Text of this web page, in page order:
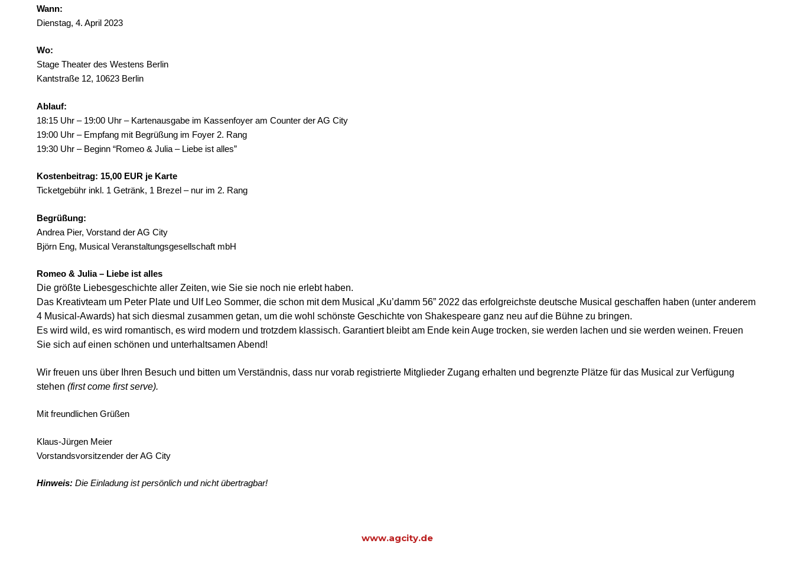
Wann:
Dienstag, 4. April 2023
Wo:
Stage Theater des Westens Berlin
Kantstraße 12, 10623 Berlin
Ablauf:
18:15 Uhr – 19:00 Uhr – Kartenausgabe im Kassenfoyer am Counter der AG City
19:00 Uhr – Empfang mit Begrüßung im Foyer 2. Rang
19:30 Uhr – Beginn “Romeo & Julia – Liebe ist alles”
Kostenbeitrag: 15,00 EUR je Karte
Ticketgebühr inkl. 1 Getränk, 1 Brezel – nur im 2. Rang
Begrüßung:
Andrea Pier, Vorstand der AG City
Björn Eng, Musical Veranstaltungsgesellschaft mbH
Romeo & Julia – Liebe ist alles
Die größte Liebesgeschichte aller Zeiten, wie Sie sie noch nie erlebt haben.
Das Kreativteam um Peter Plate und Ulf Leo Sommer, die schon mit dem Musical „Ku’damm 56” 2022 das erfolgreichste deutsche Musical geschaffen haben (unter anderem
4 Musical-Awards) hat sich diesmal zusammen getan, um die wohl schönste Geschichte von Shakespeare ganz neu auf die Bühne zu bringen.
Es wird wild, es wird romantisch, es wird modern und trotzdem klassisch. Garantiert bleibt am Ende kein Auge trocken, sie werden lachen und sie werden weinen. Freuen
Sie sich auf einen schönen und unterhaltsamen Abend!
Wir freuen uns über Ihren Besuch und bitten um Verständnis, dass nur vorab registrierte Mitglieder Zugang erhalten und begrenzte Plätze für das Musical zur Verfügung
stehen (first come first serve).
Mit freundlichen Grüßen
Klaus-Jürgen Meier
Vorstandsvorsitzender der AG City
Hinweis: Die Einladung ist persönlich und nicht übertragbar!
www.agcity.de